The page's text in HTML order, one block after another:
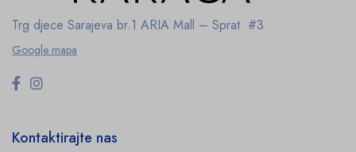
Trg djece Sarajeva br.1 ARIA Mall – Sprat #3
Google mapa
Kontaktirajte nas